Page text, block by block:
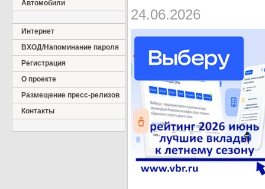
Автомобили
Интернет
ВХОД/Напоминание пароля
Регистрация
О проекте
Размещение пресс-релизов
Контакты
24.06.2026